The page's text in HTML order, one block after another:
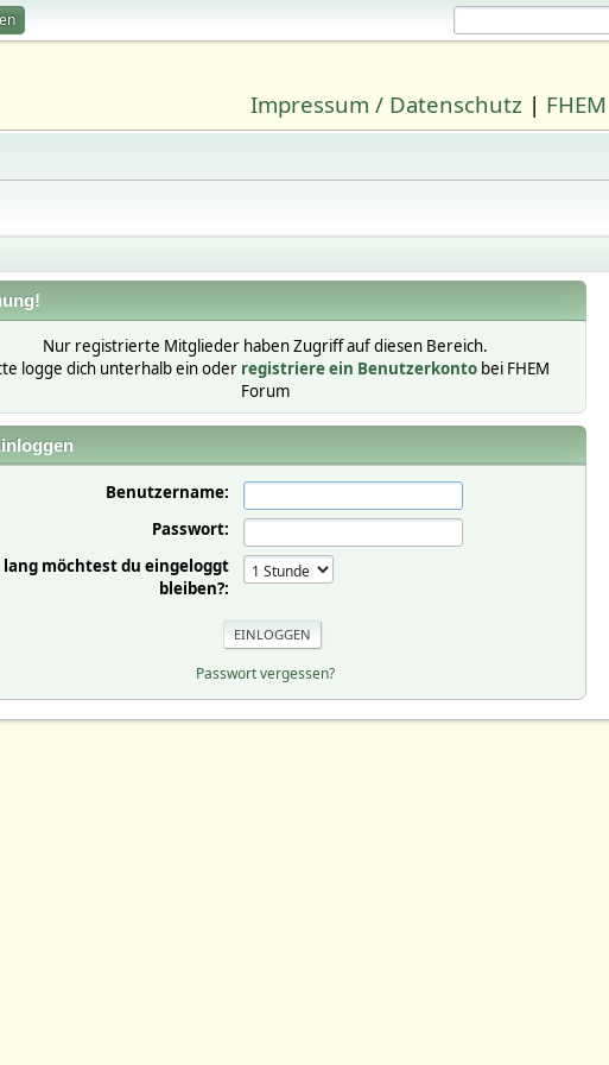
Impressum / Datenschutz | FHEM
Nur registrierte Mitglieder haben Zugriff auf diesen Bereich.
logge dich unterhalb ein oder registriere ein Benutzerkontobei FHEM
Forum
Benutzername:
Passwort:
lang möchtest du eingeloggt
bleiben?:
Passwort vergessen?